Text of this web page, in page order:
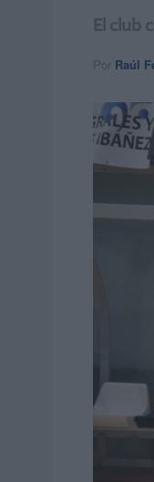
El club
Por Raúl